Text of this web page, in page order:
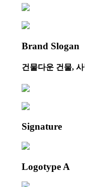
Brand Slogan
건물다운 건물,
Signature
Logotype A